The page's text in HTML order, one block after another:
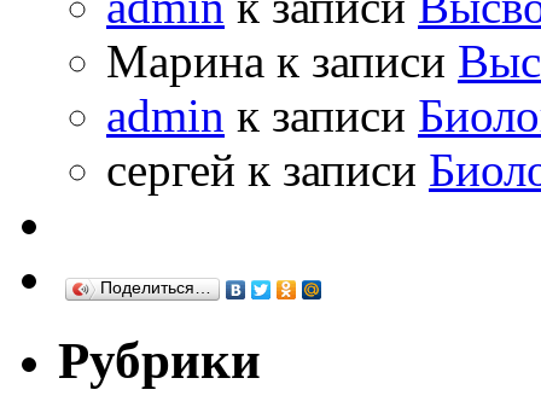
Марина к записи
admin к записи
сергей к записи
Поделиться…
Рубрики